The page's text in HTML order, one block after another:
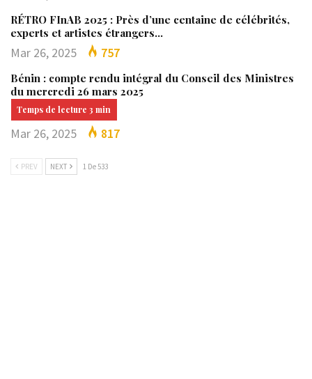
RÉTRO FInAB 2025 : Près d’une centaine de célébrités,
experts et artistes étrangers…
Mar 26, 2025 757
Bénin : compte rendu intégral du Conseil des Ministres
du mercredi 26 mars 2025
Mar 26, 2025 817
PREV NEXT 1 De 533